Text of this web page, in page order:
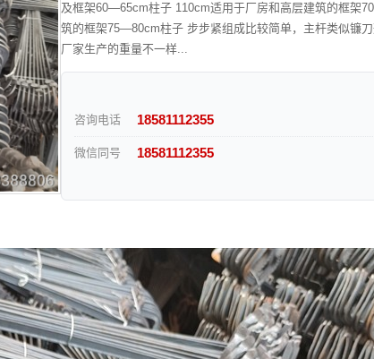
及框架60—65cm柱子 110cm适用于厂房和高层建筑的框架
筑的框架75—80cm柱子 步步紧组成比较简单，主杆类似镰
厂家生产的重量不一样...
咨询电话 18581112355
微信同号 18581112355